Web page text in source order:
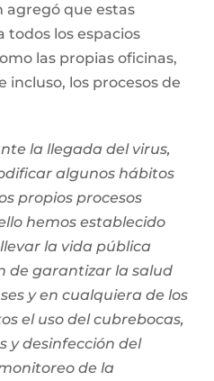
agregó que estas
todos los espacios
las propias oficinas,
incluso, los procesos de
la llegada del virus,
algunos hábitos
propios procesos
hemos establecido
la vida pública
de garantizar la salud
y en cualquiera de los
el uso del cubrebocas,
y desinfección del
de la